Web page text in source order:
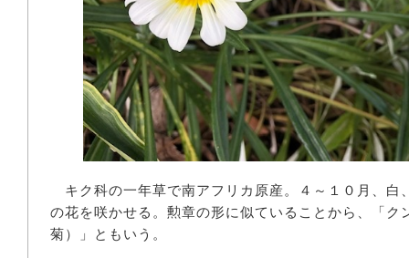
キク科の一年草で南アフリカ原産。４～１０月、白
の花を咲かせる。勲章の形に似ていることから、「ク
菊）」ともいう。